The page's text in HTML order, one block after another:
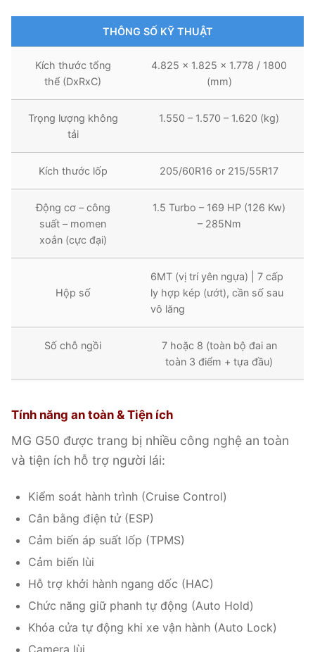
THÔNG SỐ KỸ THUẬT
Kích thước tổng
thể (DxRxC)
4.825 x 1.825 x 1.778 / 1800
(mm)
Trọng lượng không
tải
1.550 – 1.570 – 1.620 (kg)
Kích thước lốp 205/60R16 or 215/55R17
Động cơ – công
suất – momen
xoắn (cực đại)
1.5 Turbo – 169 HP (126 Kw)
– 285Nm
Hộp số
6MT (vị trí yên ngựa) | 7 cấp
ly hợp kép (ướt), cần số sau
vô lăng
Số chỗ ngồi
7 hoặc 8 (toàn bộ đai an
toàn 3 điểm + tựa đầu)
Tính năng an toàn & Tiện ích
MG G50 được trang bị nhiều công nghệ an toàn
và tiện ích hỗ trợ người lái:
Kiểm soát hành trình (Cruise Control)
Cân bằng điện tử (ESP)
Cảm biến áp suất lốp (TPMS)
Cảm biến lùi
Hỗ trợ khởi hành ngang dốc (HAC)
Chức năng giữ phanh tự động (Auto Hold)
Khóa cửa tự động khi xe vận hành (Auto Lock)